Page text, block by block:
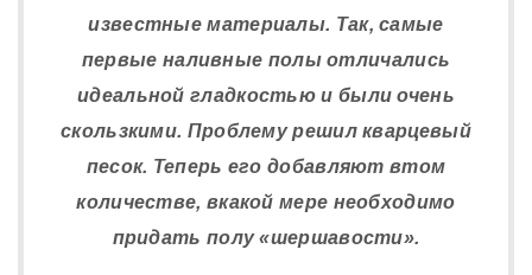
известные материалы. Так, самые
первые наливные полы отличались
идеальной гладкостью и были очень
скользкими. Проблему решил кварцевый
песок. Теперь его добавляют втом
количестве, вкакой мере необходимо
придать полу «шершавости».